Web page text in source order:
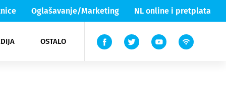
Oglašavanje/Marketing NL online i pretplata
OSTALO
Lika & Senj
TV